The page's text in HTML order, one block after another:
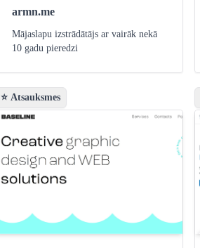
armn.me
Mājaslapu izstrādātājs ar vairāk nekā
10 gadu pieredzi
⭐ Atsauksmes